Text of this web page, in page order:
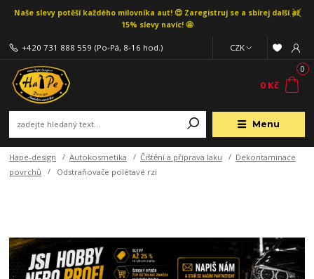
Naše slevy potěší každého milovníka aut! 😍 Zaregistruj se a sbírej další až
15% slevy navíc! 🤩
Menu
CZK
+420 731 888 559 (Po-Pá, 8-16 hod.)
0
0 Kč
Hape-design Autokosmetika Čištění a příprava laku
Dekontaminace
povrchů
Odstraňovače polétavé rzi